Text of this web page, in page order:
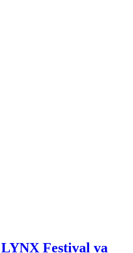
Festival va